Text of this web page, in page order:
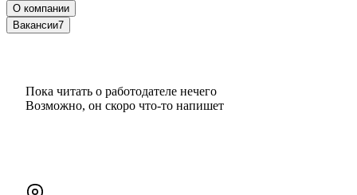
О компании
Вакансии7
Пока читать о работодателе нечего
Возможно, он скоро что‑то напишет